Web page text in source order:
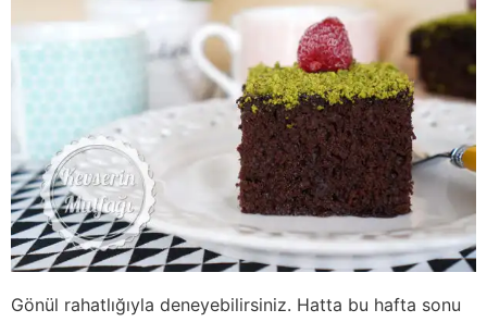
Gönül rahatlığıyla deneyebilirsiniz. Hatta bu hafta sonu